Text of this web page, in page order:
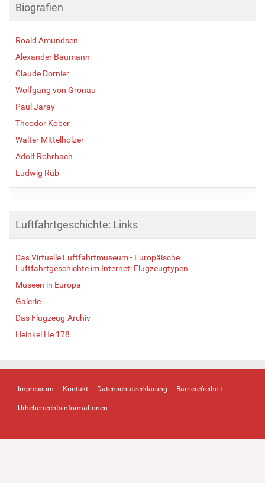
Biografien
Roald Amundsen
Alexander Baumann
Claude Dornier
Wolfgang von Gronau
Paul Jaray
Theodor Kober
Walter Mittelholzer
Adolf Rohrbach
Ludwig Rüb
Luftfahrtgeschichte: Links
Das Virtuelle Luftfahrtmuseum - Europäische
Luftfahrtgeschichte im Internet: Flugzeugtypen
Museen in Europa
Galerie
Das Flugzeug-Archiv
Heinkel He 178
Impressum Kontakt Datenschutzerklärung Barrierefreiheit
Urheberrechtsinformationen